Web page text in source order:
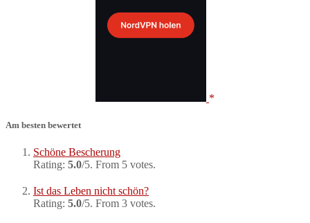
Am besten bewertet
Schöne Bescherung
Rating: 5.0/5. From 5 votes.
Ist das Leben nicht schön?
Rating: 5.0/5. From 3 votes.